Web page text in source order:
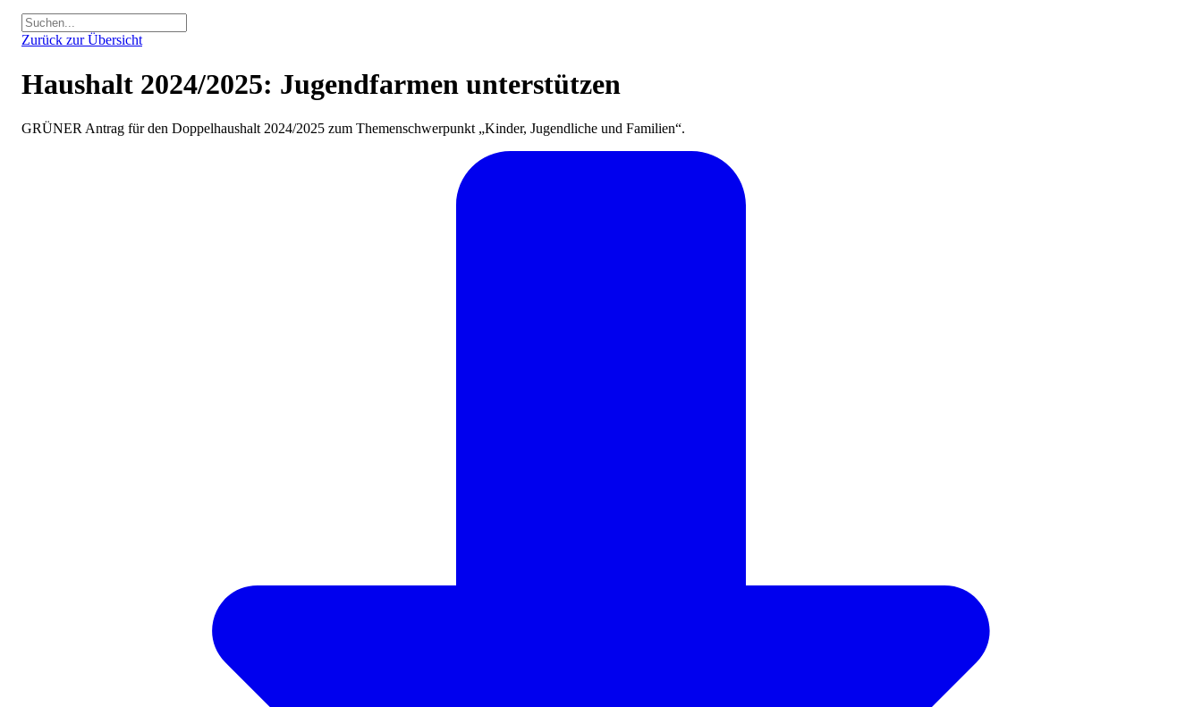
Zurück zur Übersicht
Haushalt 2024/2025: Jugendfarmen unterstützen
GRÜNER Antrag für den Doppelhaushalt 2024/2025 zum Themenschwerpunkt „Kinder, Jugendliche und Familien“.